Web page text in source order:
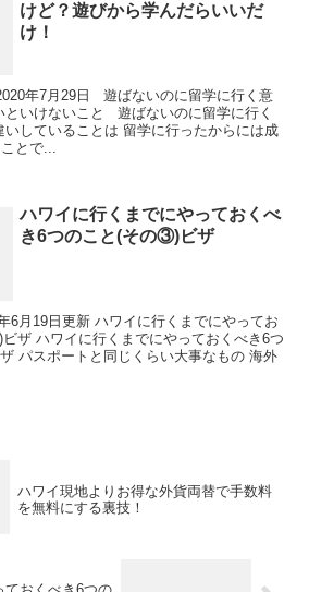
けど？遊びから学んだらいいだ
け！
年7月29日 遊ばないのに留学に行く意
といけないこと 遊ばないのに留学に行く
していることは 留学に行ったからには成
とで...
ハワイに行くまでにやっておくべ
き6つのこと(その③)ビザ
6月19日更新 ハワイに行くまでにやってお
ザ ハワイに行くまでにやっておくべき6つ
パスポートと同じくらい大事なもの 海外
ハワイ現地よりお得な外貨両替で手数料
を無料にする裏技！